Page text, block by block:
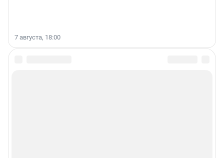
7 августа, 18:00